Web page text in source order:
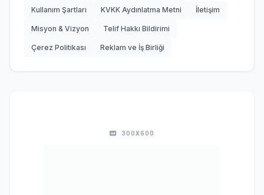
Kullanım Şartları KVKK Aydınlatma Metni İletişim
Misyon & Vizyon Telif Hakkı Bildirimi
Çerez Politikası Reklam ve İş Birliği
300X600